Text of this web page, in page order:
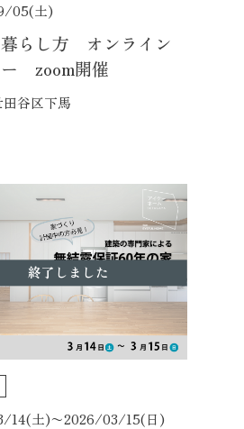
05(土)
らし方 オンライン
zoom開催
谷区下馬
終了しました
14(土)〜2026/03/15(日)